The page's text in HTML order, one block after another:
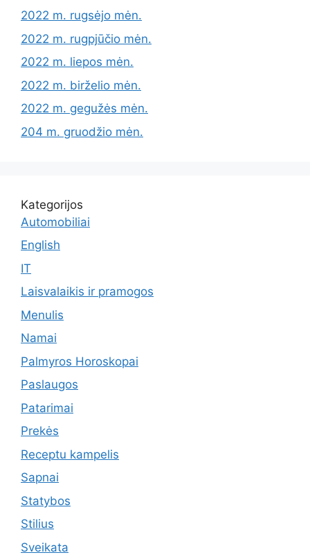
2022 m. rugsėjo mėn.
2022 m. rugpjūčio mėn.
2022 m. liepos mėn.
2022 m. birželio mėn.
2022 m. gegužės mėn.
204 m. gruodžio mėn.
Kategorijos
Automobiliai
English
IT
Laisvalaikis ir pramogos
Menulis
Namai
Palmyros Horoskopai
Paslaugos
Patarimai
Prekės
Receptu kampelis
Sapnai
Statybos
Stilius
Sveikata